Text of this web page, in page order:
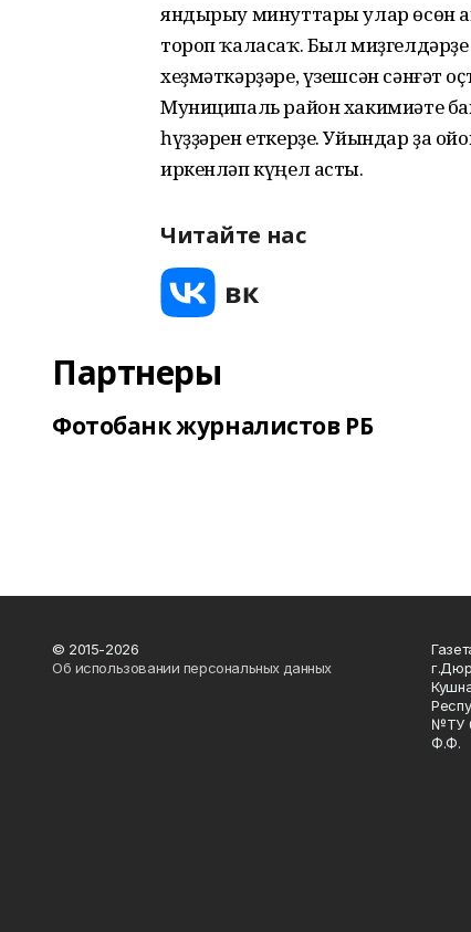
яндырыу минуттары улар өсөн
тороп ҡаласаҡ. Был
хеҙмәткәрҙәре, үзешсән
Муниципаль район хакимиәте
һүҙҙәрен еткерҙе. Уйындар ҙа
иркенләп күңел асты.
Читайте нас
Партнеры
Фотобанк журналистов РБ
© 2015-2026
Об использовании персональных данных
№ТУ
Ф.Ф.